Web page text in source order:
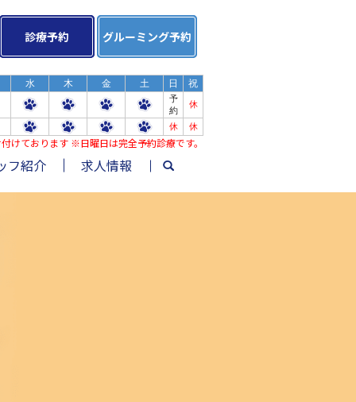
診療予約 グルーミング予約
水 木 金 土 日 祝
予
約
休
休 休
けております ※日曜日は完全予約診療です。
フ紹介 求人情報 search